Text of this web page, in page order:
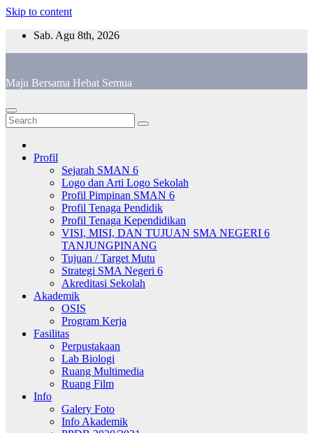
Skip to content
Sab. Agu 8th, 2026
Maju Bersama Hebat Semua
Profil
Sejarah SMAN 6
Logo dan Arti Logo Sekolah
Profil Pimpinan SMAN 6
Profil Tenaga Pendidik
Profil Tenaga Kependidikan
VISI, MISI, DAN TUJUAN SMA NEGERI 6
TANJUNGPINANG
Tujuan / Target Mutu
Strategi SMA Negeri 6
Akreditasi Sekolah
Akademik
OSIS
Program Kerja
Fasilitas
Perpustakaan
Lab Biologi
Ruang Multimedia
Ruang Film
Info
Galery Foto
Info Akademik